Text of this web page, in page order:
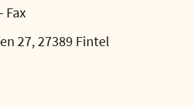
Fax
27, 27389 Fintel